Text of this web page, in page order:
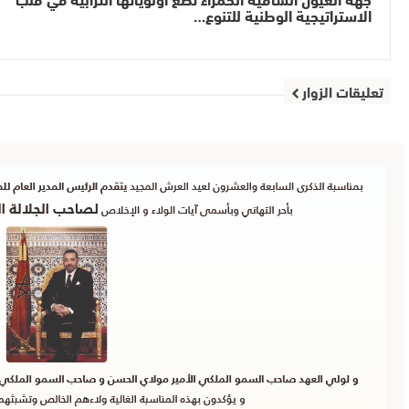
الاستراتيجية الوطنية للتنوع…
تعليقات الزوار